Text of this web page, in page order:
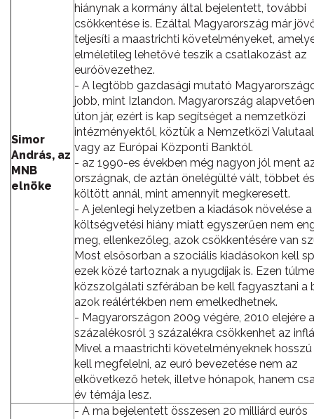
Simor
András, az
MNB
elnöke
hiánynak a kormány által bejelentett, további
csökkentése is. Ezáltal Magyarország már
teljesíti a maastrichti követelményeket,
elméletileg lehetővé teszik a csatlakozást az
euróövezethez.
- A legtöbb gazdasági mutató
jobb, mint Izlandon. Magyarország
úton jár, ezért is kap segítséget a nemzetközi
intézményektől, köztük a Nemzetközi
vagy az Európai Központi Banktól.
- az 1990-es években még nagyon jól ment
országnak, de aztán önelégülté vált, többet
költött annál, mint amennyit megkeresett.
- A jelenlegi helyzetben a kiadások növelése
költségvetési hiány miatt egyszerűen nem
meg, ellenkezőleg, azok csökkentésére van
Most elsősorban a szociális kiadásokon kell
ezek közé tartoznak a nyugdíjak is. Ezen
közszolgálati szférában be kell fagyasztani a
azok reálértékben nem emelkedhetnek.
- Magyarországon 2009 végére, 2010 elejére
százalékosról 3 százalékra csökkenhet az
Mivel a maastrichti követelményeknek
kell megfelelni, az euró bevezetése nem az
elkövetkező hetek, illetve hónapok, hanem
év témája lesz.
- A ma bejelentett összesen 20 milliárd eurós